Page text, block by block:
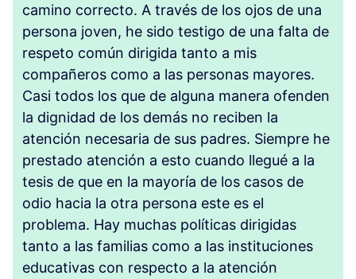
camino correcto. A través de los ojos de una
persona joven, he sido testigo de una falta de
respeto común dirigida tanto a mis
compañeros como a las personas mayores.
Casi todos los que de alguna manera ofenden
la dignidad de los demás no reciben la
atención necesaria de sus padres. Siempre he
prestado atención a esto cuando llegué a la
tesis de que en la mayoría de los casos de
odio hacia la otra persona este es el
problema. Hay muchas políticas dirigidas
tanto a las familias como a las instituciones
educativas con respecto a la atención